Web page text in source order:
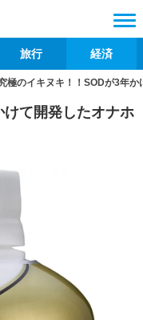
旅行 経済
極のイキヌキ！！SODが3年
て開発したオナホ